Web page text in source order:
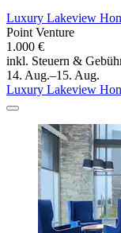
Luxury Lakeview
Point Venture
1.000 €
inkl. Steuern &
14. Aug.–15. Aug.
Luxury Lakeview